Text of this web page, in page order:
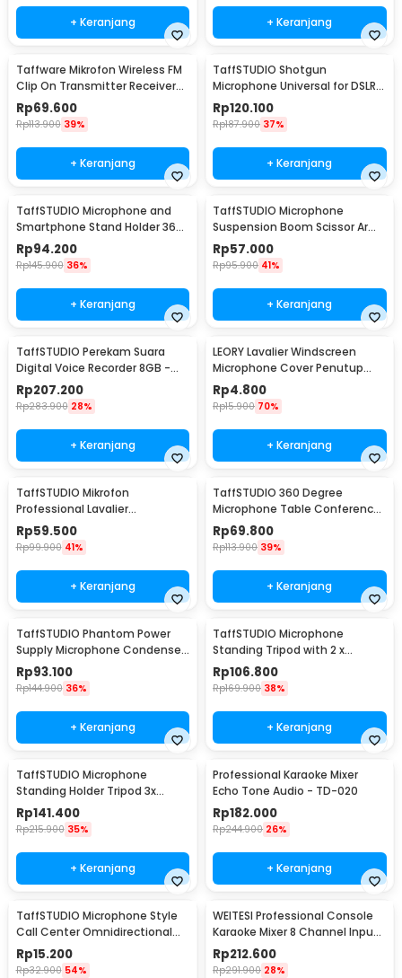
+ Keranjang + Keranjang
Taffware Mikrofon Wireless FM
Clip On Transmitter Receiver
Jack 6.3mm - WR-601
Rp69.600
Rp113.900 39%
+ Keranjang
TaffSTUDIO Shotgun
Microphone Universal for DSLR
Smartphone Computer - MIC-
05
Rp120.100
Rp187.900 37%
+ Keranjang
TaffSTUDIO Microphone and
Smartphone Stand Holder 360
Degree - MS-70B
Rp94.200
Rp145.900 36%
+ Keranjang
TaffSTUDIO Microphone
Suspension Boom Scissor Arm
with Lazypod - D6
Rp57.000
Rp95.900 41%
+ Keranjang
TaffSTUDIO Perekam Suara
Digital Voice Recorder 8GB -
T60
Rp207.200
Rp283.900 28%
+ Keranjang
LEORY Lavalier Windscreen
Microphone Cover Penutup
Busa Mikrofon - LE1
Rp4.800
Rp15.900 70%
+ Keranjang
TaffSTUDIO Mikrofon
Professional Lavalier
Microphone Clip 3.5mm - Q10
Rp59.500
Rp99.900 41%
+ Keranjang
TaffSTUDIO 360 Degree
Microphone Table Conference
Zoom Meeting Studio - iTalk-
02
Rp69.800
Rp113.900 39%
+ Keranjang
TaffSTUDIO Phantom Power
Supply Microphone Condenser
1 Channel 48V - RU-P48V
Rp93.100
Rp144.900 36%
+ Keranjang
TaffSTUDIO Microphone
Standing Tripod with 2 x
Smartphone Holder - NB-03
Rp106.800
Rp169.900 38%
+ Keranjang
TaffSTUDIO Microphone
Standing Holder Tripod 3x
Smartphone Holder - NB-04P
Rp141.400
Rp215.900 35%
+ Keranjang
Professional Karaoke Mixer
Echo Tone Audio - TD-020
Rp182.000
Rp244.900 26%
+ Keranjang
TaffSTUDIO Microphone Style
Call Center Omnidirectional
52dB - MF03
Rp15.200
Rp32.900 54%
WEITESI Professional Console
Karaoke Mixer 8 Channel Input
Mic - AM-228
Rp212.600
Rp291.900 28%